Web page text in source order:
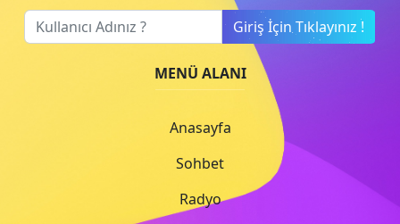
Giriş İçin Tıklayınız !
MENÜ ALANI
Anasayfa
Sohbet
Radyo